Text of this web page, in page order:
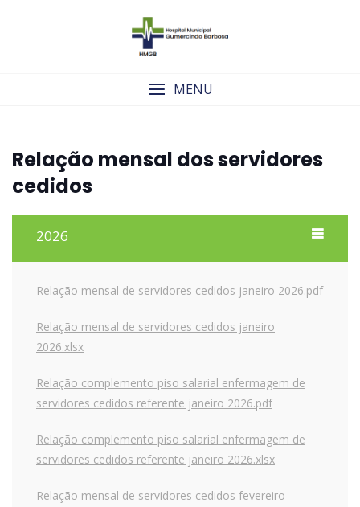
MENU
Relação mensal dos servidores
cedidos
2026
Relação mensal de servidores cedidos janeiro 2026.pdf
Relação mensal de servidores cedidos janeiro
2026.xlsx
Relação complemento piso salarial enfermagem de
servidores cedidos referente janeiro 2026.pdf
Relação complemento piso salarial enfermagem de
servidores cedidos referente janeiro 2026.xlsx
Relação mensal de servidores cedidos fevereiro